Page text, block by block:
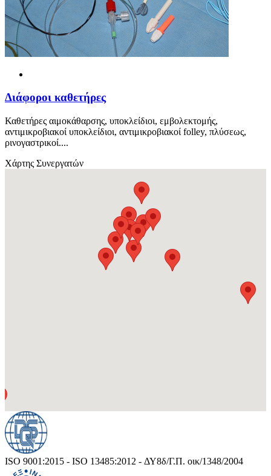
Διάφοροι καθετήρες
Καθετήρες αιμοκάθαρσης, υποκλείδιοι, εμβολεκτομής,
αντιμικροβιακοί υποκλείδιοι, αντιμικροβιακοί folley, πλύσεως,
ρινογαστρικοί....
Χάρτης Συνεργατών
ISO 9001:2015 - ISO 13485:2012 - ΔΥ8δ/Γ.Π. οικ/1348/2004